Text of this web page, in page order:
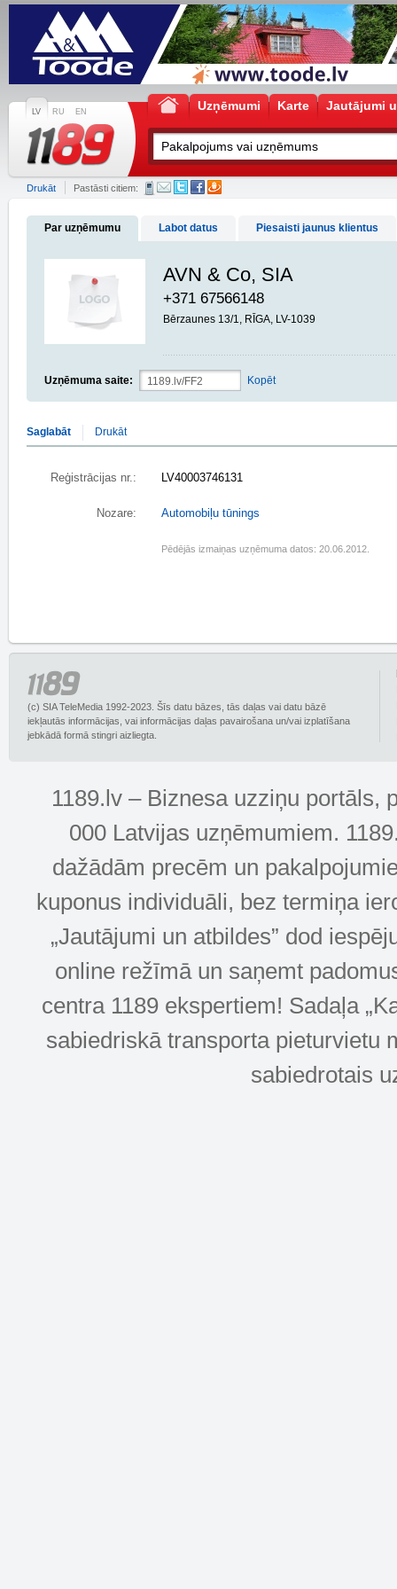
LV RU EN Uzņēmumi Karte Jautājumi
Drukāt Pastāsti citiem:
Par uzņēmumu Labot datus Piesaisti jaunus klientus
AVN & Co, SIA
+371 67566148
Bērzaunes 13/1, RĪGA, LV-1039
Uzņēmuma saite: Kopēt
Saglabāt Drukāt
Reģistrācijas nr.: LV40003746131
Nozare: Automobiļu tūnings
Pēdējās izmaiņas uzņēmuma datos: 20.06.2012.
(c) SIA TeleMedia 1992-2023. Šīs datu bāzes, tās daļas vai datu bāzē
iekļautās informācijas, vai informācijas daļas pavairošana un/vai izplatīšana
jebkādā formā stingri aizliegta.
1189.lv – Biznesa uzziņu portāls,
000 Latvijas uzņēmumiem.
dažādām precēm un
kuponus individuāli, bez termiņa
„Jautājumi un atbildes” dod
online režīmā un saņemt
centra 1189 ekspertiem! Sadaļa
sabiedriskā transporta pieturvietu
sabiedrotais